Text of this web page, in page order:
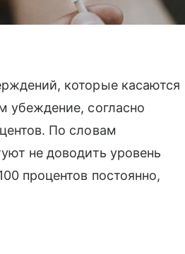
которые касаются
убеждение, согласно
По словам
не доводить уровень
процентов постоянно,